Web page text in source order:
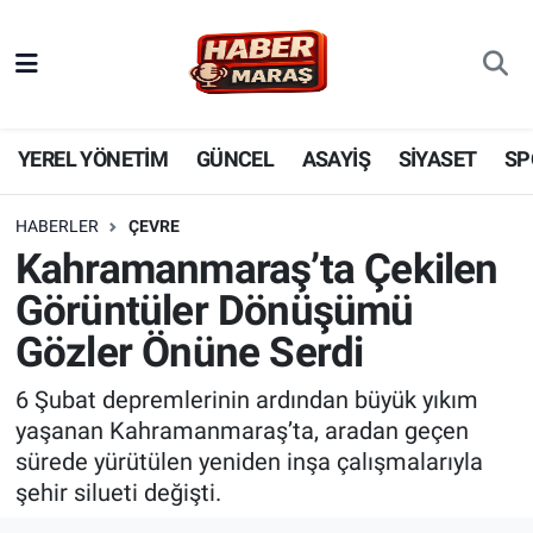
YEREL YÖNETİM GÜNCEL ASAYİŞ SİYASET
HABERLER ÇEVRE
Kahramanmaraş’ta Çekilen
Görüntüler Dönüşümü
Gözler Önüne Serdi
6 Şubat depremlerinin ardından büyük yıkım
yaşanan Kahramanmaraş’ta, aradan geçen
sürede yürütülen yeniden inşa çalışmalarıyla
şehir silueti değişti.
YEREL YÖNETİM
GÜNCEL
KADIN AİLE
SPOR
DÜNYA
EKONOMİ
Nöbetçi Eczaneler
Hava Durumu
Süper Lig Puan Durumu ve Fikstür
Tüm Manşetler
Son Dakika Haberleri
Haber Arşivi